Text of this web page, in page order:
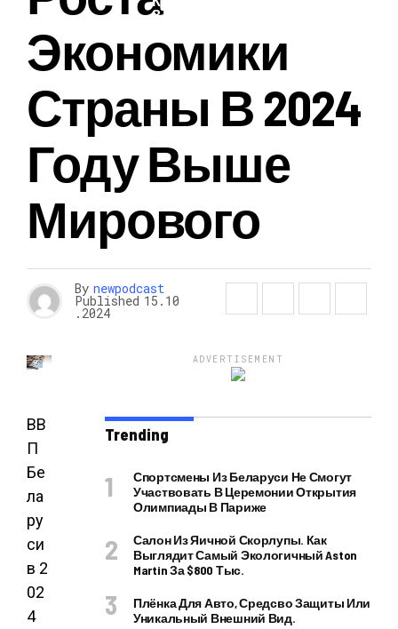
ЗДОРОВЬЕ
Экономики
Страны В 2024
Году Выше
Мирового
By newpodcast
Published 15.10
.2024
ВВ
П
Бе
ла
ру
си
в 2
02
4
ADVERTISEMENT
Trending
Спортсмены Из Беларуси Не Смогут
Участвовать В Церемонии Открытия
Олимпиады В Париже
Салон Из Яичной Скорлупы. Как
Выглядит Самый Экологичный Aston
Martin За $800 Тыс.
Плёнка Для Авто, Средсво Защиты Или
Уникальный Внешний Вид.